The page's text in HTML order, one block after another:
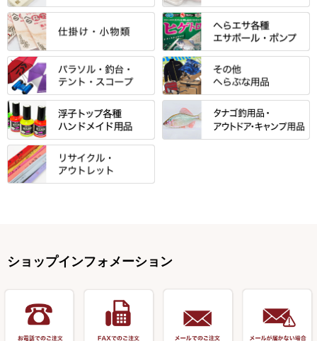
エクセーヌ・スエードシリーズ
バッグ・小物ケース・ワッペン
クッション・シート・スカー
ト・エプロン
保護ケース
アクリルシリーズ・アクセサリ
クワセ皿・コブ皿・角皿
浮子筒・浮子箱・ハリス箱・玉
ノ柄スタンド
小物箱・うどん箱・うどん皿
ハサミケース
カウンター
針外し・糸ほどき
がまかつ
サクラ・NISSIN・合成竿・他
光竹作 カーボン竿掛・玉ノ柄
匠絆・かちどき・旋（めぐ
る）・千望・千尋・悠月・その
他
当店オリジナル「勝俊」作
光竹 製品
松村作（万力）
松村作（先受・その他）
万久作
岐山 製品
逍遥（しょうよう）
玉網（高級品）
忠相・一志
昴 ・TOMO
りきや ・ 大祐
心也・士天・狂鬼
伊吹 ・ SATTO
KEN∑HI【ケンシ】
すべて
金鯱 シリーズ
浮子箱
浮子立て・浮子筒
ハリスケース
仕掛箱・小物箱
ハリスメジャー系
すべて
東レ・ラーヂ
サンライン ・ ダン
鬼掛・MARUTO
すべて
ウキ止めストッパー・糸・チュ
ーブ
ウキゴム 遊動式
松葉仕掛用
底取りアイテム
ハサミ
すべて
マルキュー 麩系
マルキュー その他
ポンプ絞り器・ポンプ類
すべて
パラソル
テント
リーズ
釣台 釣宝・その他
すべて
バック＆ロッドケース
偏光サングラス
すべて
浮子用素材
塗料用 筆
装飾品
リサイクル 竹竿（～19,999円）
リサイクル 竹竿（深山）
リサイクル 浮子
ショップインフォメーション